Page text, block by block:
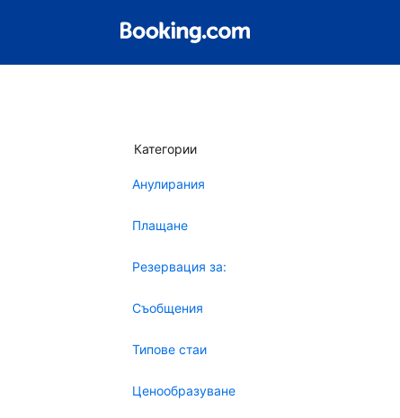
Категории
Анулирания
Плащане
Резервация за:
Съобщения
Типове стаи
Ценообразуване